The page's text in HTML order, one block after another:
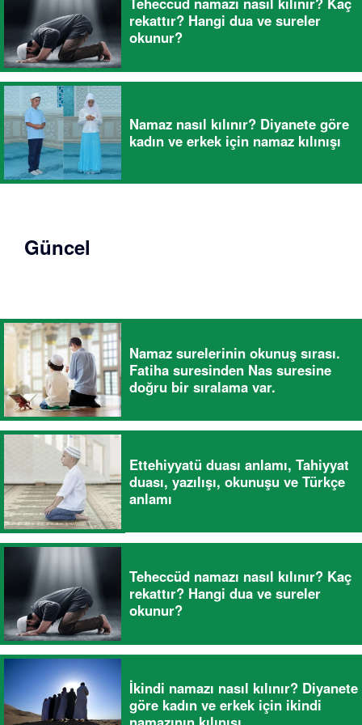
rekattır? Hangi dua ve sureler
okunur?
Namaz nasıl kılınır? Diyanete göre
kadın ve erkek için namaz kılınışı
Güncel
Namaz surelerinin okunuş sırası.
Fatiha suresinden Nas suresine
doğru bir sıralama var.
Ettehiyyatü duası anlamı, Tahiyyat
duası, yazılışı, okunuşu ve Türkçe
anlamı
Teheccüd namazı nasıl kılınır? Kaç
rekattır? Hangi dua ve sureler
okunur?
İkindi namazı nasıl kılınır? Diyanete
göre kadın ve erkek için ikindi